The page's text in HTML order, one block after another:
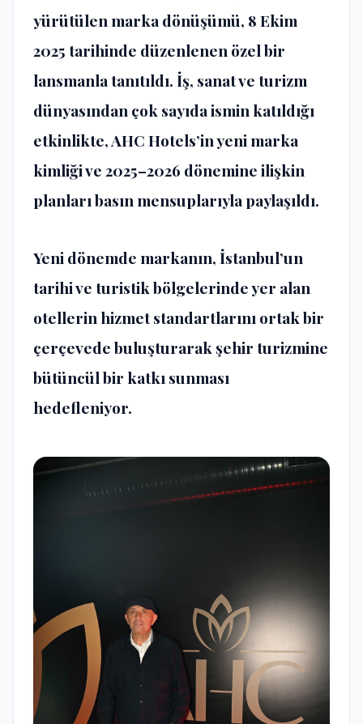
yürütülen marka dönüşümü, 8 Ekim
2025 tarihinde düzenlenen özel bir
lansmanla tanıtıldı. İş, sanat ve turizm
dünyasından çok sayıda ismin katıldığı
etkinlikte, AHC Hotels’in yeni marka
kimliği ve 2025–2026 dönemine ilişkin
planları basın mensuplarıyla paylaşıldı.
Yeni dönemde markanın, İstanbul’un
tarihi ve turistik bölgelerinde yer alan
otellerin hizmet standartlarını ortak bir
çerçevede buluşturarak şehir turizmine
bütüncül bir katkı sunması
hedefleniyor.